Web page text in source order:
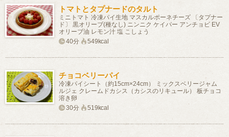
トマトとタプナードのタルト
ミニトマト 冷凍パイ生地 マスカルポーネチーズ 〔タプナー
ド〕 黒オリーブ(種なし) ニンニク ケイパー アンチョビ EV
オリーブ油 レモン汁 塩 こしょう
40分
549kcal
チョコベリーパイ
冷凍パイシート（約15cm×24cm） ミックスベリージャム
ルジェ クレームドカシス（カシスのリキュール） 板チョコ
溶き卵
30分
519kcal